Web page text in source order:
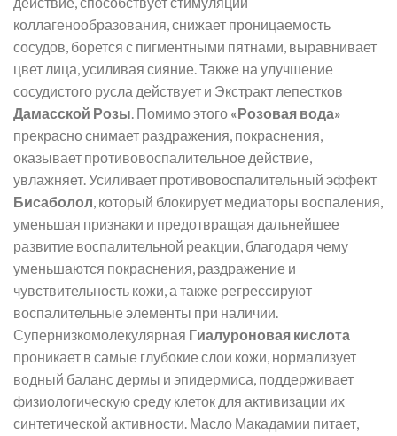
коллагенообразования, снижает проницаемость
сосудов, борется с пигментными пятнами, выравнивает
цвет лица, усиливая сияние. Также на улучшение
сосудистого русла действует и Экстракт лепестков
Дамасской Розы. Помимо этого «Розовая вода»
прекрасно снимает раздражения, покраснения,
оказывает противовоспалительное действие,
увлажняет. Усиливает противовоспалительный эффект
Бисаболол, который блокирует медиаторы воспаления,
уменьшая признаки и предотвращая дальнейшее
развитие воспалительной реакции, благодаря чему
уменьшаются покраснения, раздражение и
чувствительность кожи, а также регрессируют
воспалительные элементы при наличии.
Супернизкомолекулярная Гиалуроновая кислота
проникает в самые глубокие слои кожи, нормализует
водный баланс дермы и эпидермиса, поддерживает
физиологическую среду клеток для активизации их
синтетической активности. Масло Макадамии питает,